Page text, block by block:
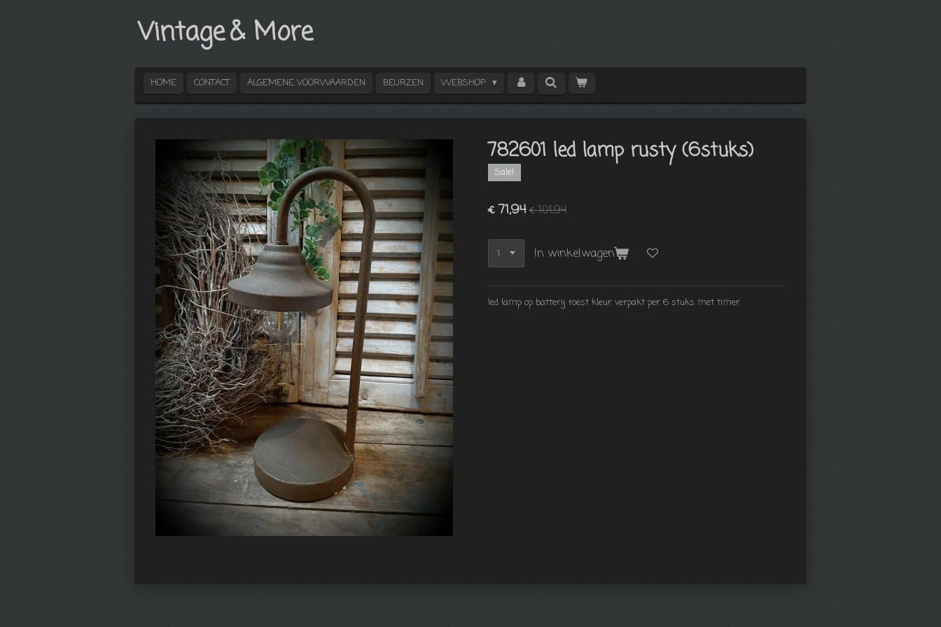
Vintage& More
HOME CONTACT ALGEMENE VOORWAARDEN BEURZEN WEBSHOP
782601 led lamp rusty (6stuks)
Sale!
€ 71,94€ 101,94
In winkelwagen
led lamp op batterij roest kleur verpakt per 6 stuks met timer